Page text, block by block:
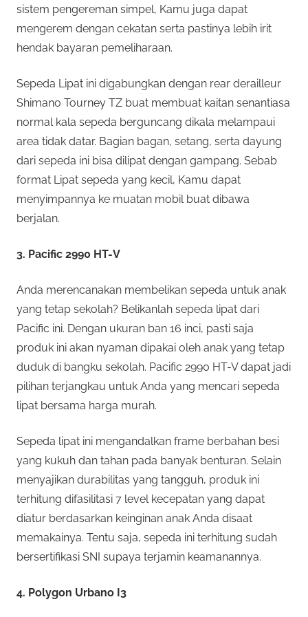
sistem pengereman simpel, Kamu juga dapat
mengerem dengan cekatan serta pastinya lebih irit
hendak bayaran pemeliharaan.
Sepeda Lipat ini digabungkan dengan rear derailleur
Shimano Tourney TZ buat membuat kaitan senantiasa
normal kala sepeda berguncang dikala melampaui
area tidak datar. Bagian bagan, setang, serta dayung
dari sepeda ini bisa dilipat dengan gampang. Sebab
format Lipat sepeda yang kecil, Kamu dapat
menyimpannya ke muatan mobil buat dibawa
berjalan.
3. Pacific 2990 HT-V
Anda merencanakan membelikan sepeda untuk anak
yang tetap sekolah? Belikanlah sepeda lipat dari
Pacific ini. Dengan ukuran ban 16 inci, pasti saja
produk ini akan nyaman dipakai oleh anak yang tetap
duduk di bangku sekolah. Pacific 2990 HT-V dapat jadi
pilihan terjangkau untuk Anda yang mencari sepeda
lipat bersama harga murah.
Sepeda lipat ini mengandalkan frame berbahan besi
yang kukuh dan tahan pada banyak benturan. Selain
menyajikan durabilitas yang tangguh, produk ini
terhitung difasilitasi 7 level kecepatan yang dapat
diatur berdasarkan keinginan anak Anda disaat
memakainya. Tentu saja, sepeda ini terhitung sudah
bersertifikasi SNI supaya terjamin keamanannya.
4. Polygon Urbano I3